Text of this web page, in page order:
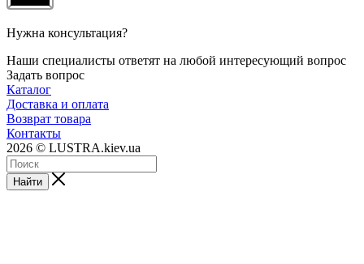
Нужна консультация?
Наши специалисты ответят на любой интересующий вопрос
Задать вопрос
Каталог
Доставка и оплата
Возврат товара
Контакты
2026 © LUSTRA.kiev.ua
Найти